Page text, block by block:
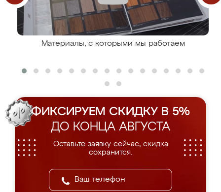
Материалы, с которыми мы работаем
ФИКСИРУЕМ СКИДКУ В 5%
ДО КОНЦА АВГУСТА
Оставьте заявку сейчас, скидка
сохранится.